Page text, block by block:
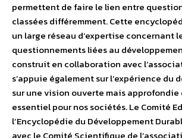
permettent de faire le lien entre
classées différemment. Cette
un large réseau d’expertise concernant
questionnements liées au
construit en collaboration avec
s’appuie également sur l’expérience du
sur une vision ouverte mais
essentiel pour nos sociétés. Le Comité
l’Encyclopédie du Développement